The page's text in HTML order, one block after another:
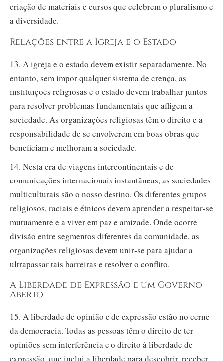
criação de materiais e cursos que celebrem o pluralismo e
a diversidade.
Relações entre a Igreja e o Estado
13. A igreja e o estado devem existir separadamente. No
entanto, sem impor qualquer sistema de crença, as
instituições religiosas e o estado devem trabalhar juntos
para resolver problemas fundamentais que afligem a
sociedade. As organizações religiosas têm o direito e a
responsabilidade de se envolverem em boas obras que
beneficiam e melhoram a sociedade.
14. Nesta era de viagens intercontinentais e de
comunicações internacionais instantâneas, as sociedades
multiculturais são o nosso destino. Os diferentes grupos
religiosos, raciais e étnicos devem aprender a respeitar‑se
mutuamente e a viver em paz e amizade. Onde ocorre
divisão entre segmentos diferentes da comunidade, as
organizações religiosas devem unir‑se para ajudar a
ultrapassar tais barreiras e resolver o conflito.
A Liberdade de Expressão e um Governo
Aberto
15. A liberdade de opinião e de expressão estão no cerne
da democracia. Todas as pessoas têm o direito de ter
opiniões sem interferência e o direito à liberdade de
expressão, que inclui a liberdade para descobrir, receber